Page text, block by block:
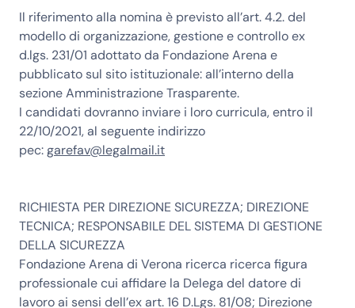
Il riferimento alla nomina è previsto all’art. 4.2. del
modello di organizzazione, gestione e controllo ex
d.lgs. 231/01 adottato da Fondazione Arena e
pubblicato sul sito istituzionale: all’interno della
sezione Amministrazione Trasparente.
I candidati dovranno inviare i loro curricula,entro il
22/10/2021, al seguente indirizzo
pec:garefav@legalmail.it
RICHIESTA PER DIREZIONE SICUREZZA; DIREZIONE
TECNICA; RESPONSABILE DEL SISTEMA DI GESTIONE
DELLA SICUREZZA
Fondazione Arena di Verona ricerca ricerca figura
professionale cui affidare la Delega del datore di
lavoro ai sensi dell’ex art. 16 D.Lgs. 81/08; Direzione